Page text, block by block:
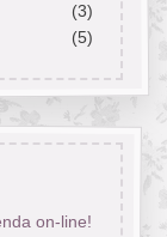
(3)
(5)
on-line!